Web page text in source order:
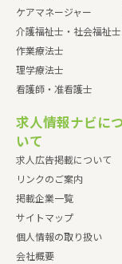
ケアマネージャー
介護福祉士・社会福祉士
作業療法士
理学療法士
看護師・准看護士
求人情報ナビに
いて
求人広告掲載について
リンクのご案内
掲載企業一覧
サイトマップ
個人情報の取り扱い
会社概要